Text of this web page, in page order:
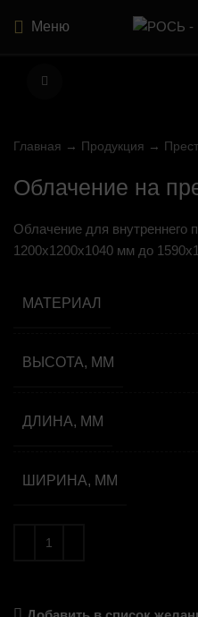
Меню
Главная → Продукция →
Облачение на
Облачение для внутреннего
1200х1200х1040 мм до
МАТЕРИАЛ
ВЫСОТА, ММ
ДЛИНА, ММ
ШИРИНА, ММ